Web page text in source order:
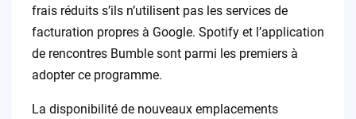
frais réduits s’ils n’utilisent pas les services de
facturation propres à Google. Spotify et l’application
de rencontres Bumble sont parmi les premiers à
adopter ce programme.
La disponibilité de nouveaux emplacements